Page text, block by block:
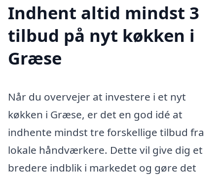
Indhent altid mindst 3
tilbud på nyt køkken i
Græse
Når du overvejer at investere i et nyt
køkken i Græse, er det en god idé at
indhente mindst tre forskellige tilbud fra
lokale håndværkere. Dette vil give dig et
bredere indblik i markedet og gøre det